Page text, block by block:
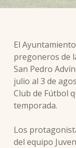
El
pregoneros de
San Pedro
julio al 3 de
Club de Fútbol
temporada.
Los
del equipo